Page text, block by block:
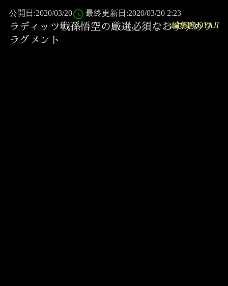
公開日:2020/03/20access_time 最終更新日:2020/03/20 2:23
ラディッツ戦孫悟空の厳選必須なおすすめフ
ラグメント
編集者:OYAJI